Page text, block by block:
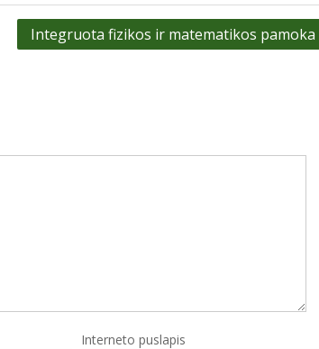
Integruota fizikos ir matematikos pamoka
Interneto puslapis